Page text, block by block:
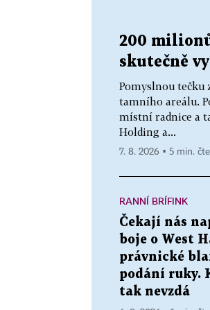
200
skutečně
Pomyslnou tečku
tamního areálu.
místní radnice a
Holding a...
7. 8. 2026 ▪ 5 min.
RANNÍ BRÍFINK
Čekají nás
boje o West
právnické
podání ruky.
tak nevzdá